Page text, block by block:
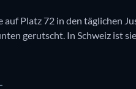
auf Platz 72 in den täglichen
gerutscht. In Schweiz ist